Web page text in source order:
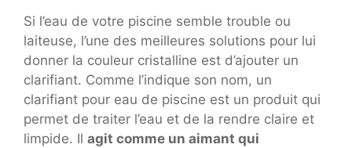
Si l’eau de votre piscine semble trouble ou
laiteuse, l’une des meilleures solutions pour lui
donner la couleur cristalline est d’ajouter un
clarifiant. Comme l’indique son nom, un
clarifiant pour eau de piscine est un produit qui
permet de traiter l’eau et de la rendre claire et
limpide. Il agit comme un aimant qui